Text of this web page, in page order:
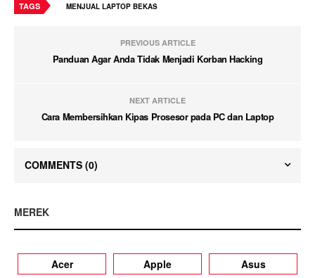
TAGS MENJUAL LAPTOP BEKAS
PREVIOUS ARTICLE
Panduan Agar Anda Tidak Menjadi Korban Hacking
NEXT ARTICLE
Cara Membersihkan Kipas Prosesor pada PC dan Laptop
COMMENTS (0)
MEREK
Acer Apple
Asus